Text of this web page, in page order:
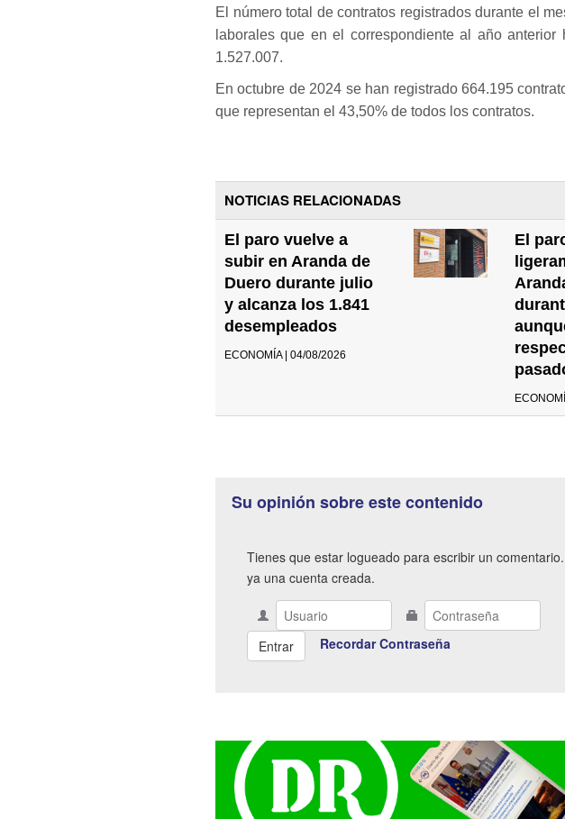
El número total de contratos registrados durante el
laborales que en el correspondiente al año
1.527.007.
En octubre de 2024 se han registrado 664.195
que representan el 43,50% de todos los contratos.
NOTICIAS RELACIONADAS
El paro vuelve a
subir en Aranda de
Duero durante julio
y alcanza los 1.841
desempleados
ECONOMÍA | 04/08/2026
El
Su opinión sobre este contenido
Tienes que estar logueado para escribir un
ya una cuenta creada.
Recordar Contraseña